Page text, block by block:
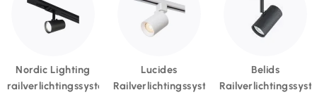
Nordic Lighting
railverlichtingssysteem
Lucides
Railverlichtingssystemen
Belids